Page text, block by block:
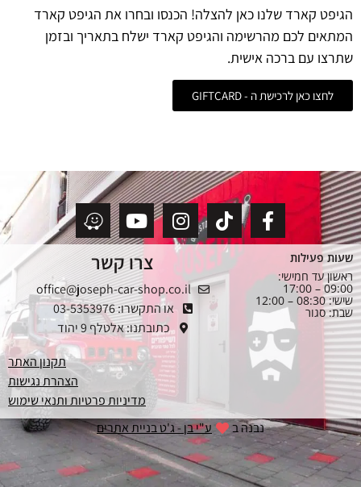
הגיפט קארד שלנו כאן להצלה! הכנסו ובחרו את הגיפט קארד
המתאים לכם מהרשימה והגיפט קארד ישלח בתאריך ובזמן
שתרצו עם ברכה אישית.
לחצו כאן לרכישת ה - GIFTCARD
שעות פעילות
ראשון עד חמישי:
09:00 – 17:00
שישי: 08:30 – 12:00
שבת: סגור
צרו קשר
office@joseph-car-shop.co.il
או התקשרו: 03-5353976
כתובתנו: אלטלף 9 יהוד
תקנון האתר
הצהרת נגישות
מדיניות פרטיות ותנאי שימוש
נבנה ב
ע"י בן - ג'ט בניית אתרים